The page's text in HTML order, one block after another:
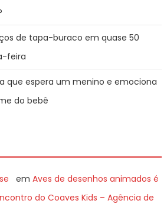
de tapa-buraco em quase 50
feira
que espera um menino e emociona
do bebê
em Aves de desenhos animados é
do Coaves Kids – Agência de